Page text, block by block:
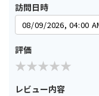
訪問日時
評価
レビュー内容